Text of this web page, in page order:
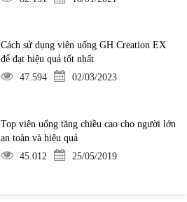
Cách sử dụng viên uống GH Creation EX
để đạt hiệu quả tốt nhất
47.594
02/03/2023
Top viên uống tăng chiều cao cho người lớn
an toàn và hiệu quả
45.012
25/05/2019